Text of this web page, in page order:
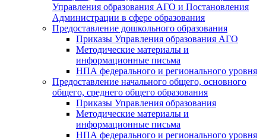
Управления образования АГО и Постановления
Администрации в сфере образования
Предоставление дошкольного образования
Приказы Управления образования АГО
Методические материалы и
информационные письма
НПА федерального и регионального уровня
Предоставление начального общего, основного
общего, среднего общего образования
Приказы Управления образования
Методические материалы и
информационные письма
НПА федерального и регионального уровня